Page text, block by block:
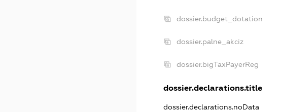
dossier.budget_dotation
dossier.palne_akciz
dossier.bigTaxPayerReg
dossier.declarations.title
dossier.declarations.noData